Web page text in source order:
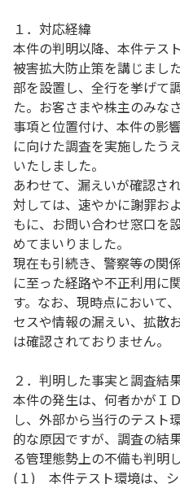
１．対応経緯
本件の判明以降、本件テス
被害拡大防止策を講じまし
部を設置し、全行を挙げて
た。お客さまや株主のみな
事項と位置付け、本件の影
に向けた調査を実施したう
いたしました。
あわせて、漏えいが確認さ
対しては、速やかに謝罪お
もに、お問い合わせ窓口を
めてまいりました。
現在も引続き、警察等の関
に至った経路や不正利用に
す。なお、現時点において
セスや情報の漏えい、拡散
は確認されておりません。
２．判明した事実と調査結
本件の発生は、何者かがＩ
し、外部から当行のテスト
的な原因ですが、調査の結
る管理態勢上の不備も判明
(１) 本件テスト環境は、